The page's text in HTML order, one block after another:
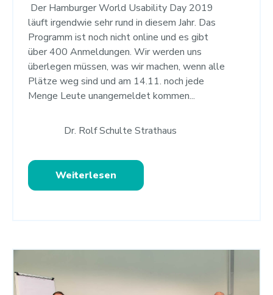
Der Hamburger World Usability Day 2019
läuft irgendwie sehr rund in diesem Jahr. Das
Programm ist noch nicht online und es gibt
über 400 Anmeldungen. Wir werden uns
überlegen müssen, was wir machen, wenn alle
Plätze weg sind und am 14.11. noch jede
Menge Leute unangemeldet kommen...
Dr. Rolf Schulte Strathaus
Weiterlesen